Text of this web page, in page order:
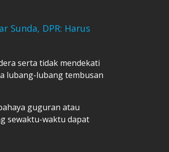
Sunda, DPR: Harus
serta tidak mendekati
lubang-lubang tembusan
guguran atau
sewaktu-waktu dapat